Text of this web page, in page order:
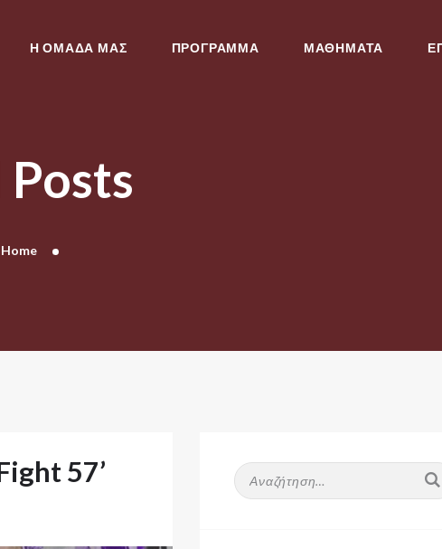
Η ΟΜΑΔΑ ΜΑΣ ΠΡΟΓΡΑΜΜΑ ΜΑΘΗΜΑΤΑ
Home
57’
Αναζήτηση
για: